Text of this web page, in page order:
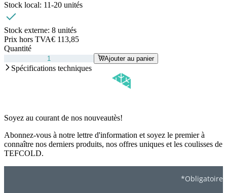
Stock local: 11-20 unités
Stock externe: 8 unités
Prix hors TVA€ 113,85
Quantité
Ajouter au panier
Spécifications techniques
Soyez au courant de nos nouveautès!
Abonnez-vous à notre lettre d'information et soyez le premier à
connaître nos derniers produits, nos offres uniques et les coulisses de
TEFCOLD.
*Obligatoire